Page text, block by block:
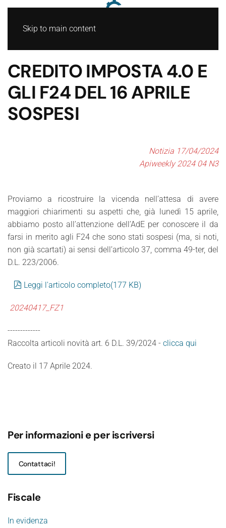
Skip to main content
CREDITO IMPOSTA 4.0 E
GLI F24 DEL 16 APRILE
SOSPESI
Notizia 17/04/2024
Apiweekly 2024 04 N3
Proviamo a ricostruire la vicenda nell’attesa di avere
maggiori chiarimenti su aspetti che, già lunedì 15 aprile,
abbiamo posto all’attenzione dell’AdE per conoscere il da
farsi in merito agli F24 che sono stati sospesi (ma, si noti,
non già scartati) ai sensi dell’articolo 37, comma 49-ter, del
D.L. 223/2006.
pdf
Leggi l'articolo completo(177 KB)
20240417_FZ1
-------------
Raccolta articoli novità art. 6 D.L. 39/2024 - clicca qui
Creato il 17 Aprile 2024.
Per informazioni e per iscriversi
Contattaci!
Fiscale
In evidenza